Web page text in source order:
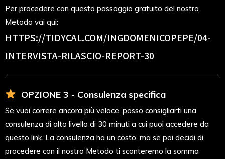
Per procedere con questo passaggio gratuito del nostro
Metodo vai qui:
HTTPS://TIDYCAL.COM/INGDOMENICOPEPE/04-
INTERVISTA-RILASCIO-REPORT-30
OPZIONE 3 - Consulenza specifica
Se vuoi correre ancora più veloce, posso consigliarti una
consulenza di alto livello di 30 minuti a cui puoi accedere da
questo link. La consulenza ha un costo, ma se poi decidi di
procedere con il nostro Metodo ti sconteremo la somma